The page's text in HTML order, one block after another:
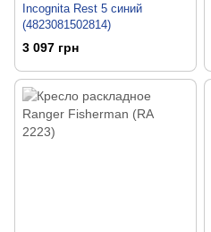
Incognita Rest 5 синий
(4823081502814)
3 097 грн